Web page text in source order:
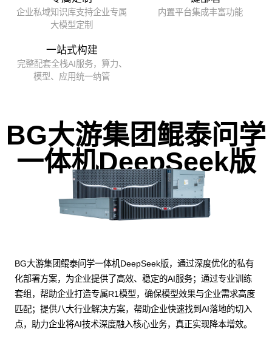
企业私域知识库支持企业专属
大模型定制
内置平台集成丰富功能
一站式构建
完整配套全栈AI服务，算力、
模型、应用统一纳管
BG大游集团鲲泰问学
一体机DeepSeek版
BG大游集团鲲泰问学一体机DeepSeek版，通过深度优化的私有
化部署方案，为企业提供了高效、稳定的AI服务；通过专业训练
套组，帮助企业打造专属R1模型，确保模型效果与企业需求高度
匹配；提供八大行业解决方案，帮助企业快速找到AI落地的切入
点，助力企业将AI技术深度融入核心业务，真正实现降本增效。